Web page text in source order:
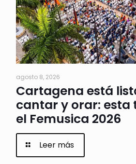
agosto 8, 2026
Cartagena está
cantar y orar: esta
el Femusica 2026
Leer más